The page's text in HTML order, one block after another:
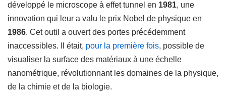
développé le microscope à effet tunnel en 1981, une
innovation qui leur a valu le prix Nobel de physique en
1986. Cet outil a ouvert des portes précédemment
inaccessibles. Il était, pour la première fois, possible de
visualiser la surface des matériaux à une échelle
nanométrique, révolutionnant les domaines de la physique,
de la chimie et de la biologie.